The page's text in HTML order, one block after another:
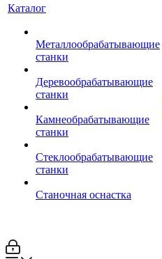
Каталог
Металлообрабатывающие
станки
Деревообрабатывающие
станки
Камнеобрабатывающие
станки
Стеклообрабатывающие
станки
Станочная оснастка